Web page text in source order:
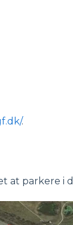
.
at parkere i